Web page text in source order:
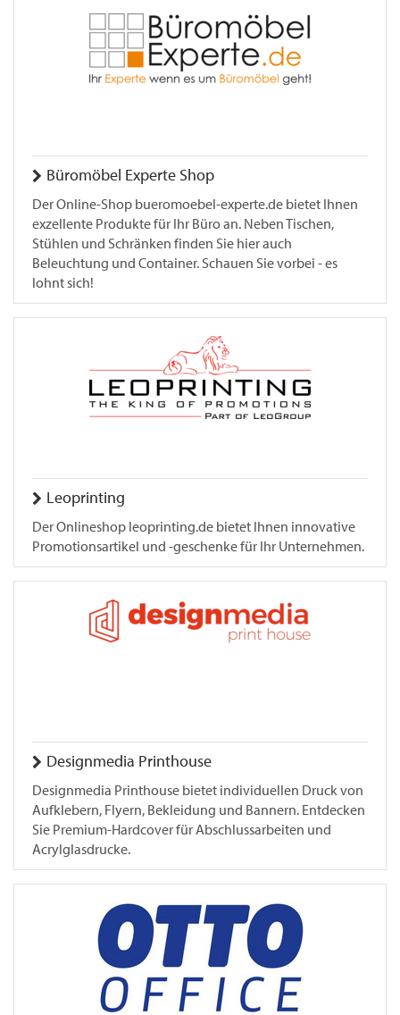
Büromöbel Experte Shop
Der Online-Shop bueromoebel-experte.de bietet Ihnen
exzellente Produkte für Ihr Büro an. Neben Tischen,
Stühlen und Schränken finden Sie hier auch
Beleuchtung und Container. Schauen Sie vorbei - es
lohnt sich!
Leoprinting
Der Onlineshop leoprinting.de bietet Ihnen innovative
Promotionsartikel und -geschenke für Ihr Unternehmen.
Designmedia Printhouse
Designmedia Printhouse bietet individuellen Druck von
Aufklebern, Flyern, Bekleidung und Bannern. Entdecken
Sie Premium-Hardcover für Abschlussarbeiten und
Acrylglasdrucke.